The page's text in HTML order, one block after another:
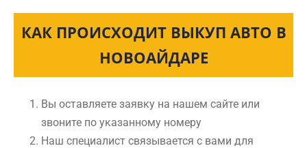
КАК ПРОИСХОДИТ ВЫКУП АВТО В
НОВОАЙДАРЕ
Вы оставляете заявку на нашем сайте или
звоните по указанному номеру
Наш специалист связывается с вами для